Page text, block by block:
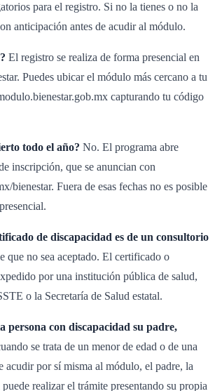
para el registro. Si no la tienes o no la
anticipación antes de acudir al módulo.
El registro se realiza de forma presencial en
Puedes ubicar el módulo más cercano a tu
capturando tu código
todo el año? No. El programa abre
inscripción, que se anuncian con
bienestar. Fuera de esas fechas no es posible
de discapacidad es de un consultorio
que no sea aceptado. El certificado o
por una institución pública de salud,
o la Secretaría de Salud estatal.
persona con discapacidad su padre,
se trata de un menor de edad o de una
acudir por sí misma al módulo, el padre, la
realizar el trámite presentando su propia